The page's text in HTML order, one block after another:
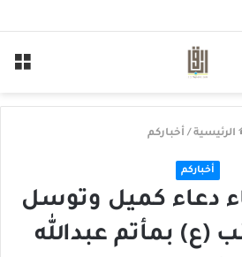
الحاج أحمد منصور الخميس
الرئيسية / أخباركم
أخباركم
دعاء كميل وتوسل
(ع) بمأتم عبدالله